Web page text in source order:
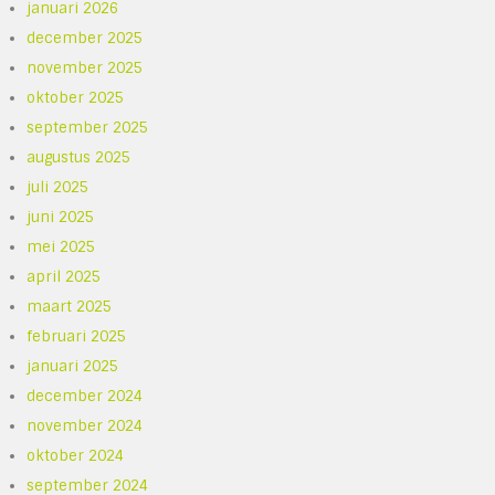
januari 2026
december 2025
november 2025
oktober 2025
september 2025
augustus 2025
juli 2025
juni 2025
mei 2025
april 2025
maart 2025
februari 2025
januari 2025
december 2024
november 2024
oktober 2024
september 2024